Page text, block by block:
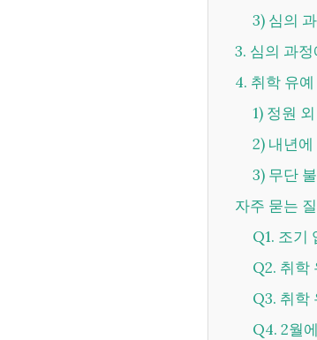
3) 심의
3. 심의 과
4. 취학
1) 정원
2) 내년
3) 무단
자주 묻는
Q1. 조
Q2. 취
Q3. 취
Q4. 2